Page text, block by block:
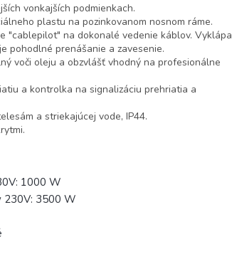
vonkajších podmienkach.
plastu na pozinkovanom nosnom ráme.
"cablepilot" na dokonalé vedenie káblov. Vyklápa
pohodlné prenášanie a zavesenie.
voči oleju a obzvlášť vhodný na profesionálne
a kontrolka na signalizáciu prehriatia a
a striekajúcej vode, IP44.
1000 W
230V: 3500 W